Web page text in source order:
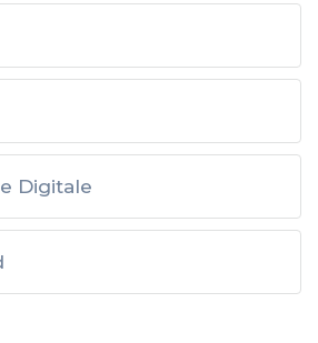
Digitale